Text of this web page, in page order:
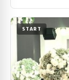
START